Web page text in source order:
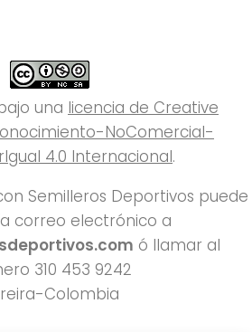
una licencia de Creative
NoComercial-
4.0 Internacional.
Semilleros Deportivos puede
correo electrónico a
ó llamar al
310 453 9242
Colombia